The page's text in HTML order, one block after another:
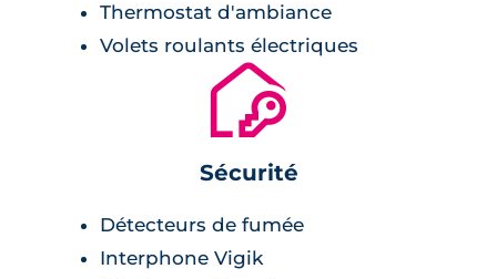
Thermostat d'ambiance
Volets roulants électriques
🔐
Sécurité
Détecteurs de fumée
Interphone Vigik